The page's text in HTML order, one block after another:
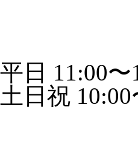
平日 11:00〜
土日祝 10:00